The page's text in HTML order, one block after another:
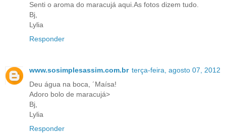
Senti o aroma do maracujá aqui.As fotos dizem tudo.
Bj,
Lylia
Responder
www.sosimplesassim.com.br terça-feira, agosto 07, 2012
Deu água na boca, ´Maísa!
Adoro bolo de maracujá>
Bj,
Lylia
Responder